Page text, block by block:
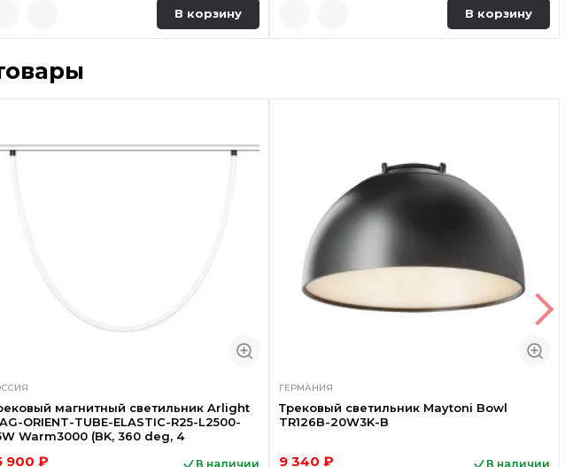
В корзину В корзину
магнитный светильник Arlight
ORIENT-TUBE-ELASTIC-R25-L2500-
Warm3000 (BK, 360 deg, 4
900 ₽ В наличии
ГЕРМАНИЯ
Трековый светильник Maytoni Bowl
TR126B-20W3K-B
9 340 ₽ В наличии